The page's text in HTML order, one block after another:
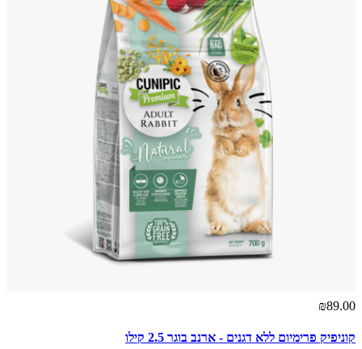
₪89.00
קוניפיק פרימיום ללא דגנים - ארנב בוגר 2.5 קילו